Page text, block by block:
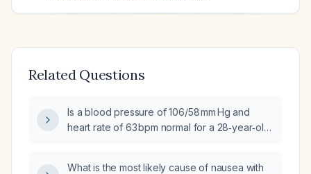
Related Questions
Is a blood pressure of 106/58 mm Hg and
heart rate of 63 bpm normal for a 28‑year‑old
What is the most likely cause of nausea with